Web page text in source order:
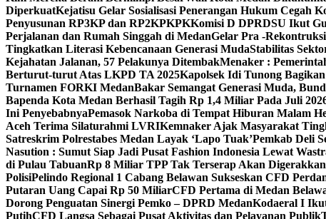
DiperkuatKejatisu Gelar Sosialisasi Penerangan Hukum Cegah
Penyusunan RP3KP dan RP2KPKPKKomisi D DPRDSU Ikut
Perjalanan dan Rumah Singgah di MedanGelar Pra -
Tingkatkan Literasi Kebencanaan Generasi MudaStabilitas
Kejahatan Jalanan, 57 Pelakunya DitembakMenaker :
Berturut-turut Atas LKPD TA 2025Kapolsek Idi Tunong
Turnamen FORKI MedanBakar Semangat Generasi Muda,
Bapenda Kota Medan Berhasil Tagih Rp 1,4 Miliar Pada Juli
Ini PenyebabnyaPemasok Narkoba di Tempat Hiburan Malam
Aceh Terima Silaturahmi LVRIKemnaker Ajak Masyarakat
Satreskrim Polrestabes Medan Layak ‘Lapo Tuak’Pemkab Deli
Nasution : Sumut Siap Jadi Pusat Fashion Indonesia Lewat
di Pulau TabuanRp 8 Miliar TPP Tak Terserap Akan
PolisiPelindo Regional 1 Cabang Belawan Sukseskan CFD
Putaran Uang Capai Rp 50 MiliarCFD Pertama di Medan
Dorong Penguatan Sinergi Pemko – DPRD MedanKodaeral I
PutihCFD Langsa Sebagai Pusat Aktivitas dan Pelayanan Publik